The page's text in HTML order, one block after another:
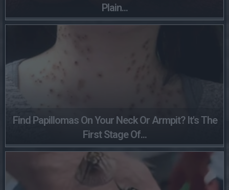
Plain...
Find Papillomas On Your Neck Or Armpit? It's The
First Stage Of...